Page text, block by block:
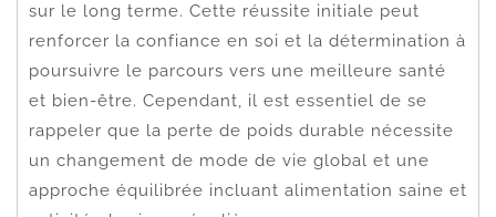
sur le long terme. Cette réussite initiale peut
renforcer la confiance en soi et la détermination à
poursuivre le parcours vers une meilleure santé
et bien-être. Cependant, il est essentiel de se
rappeler que la perte de poids durable nécessite
un changement de mode de vie global et une
approche équilibrée incluant alimentation saine et